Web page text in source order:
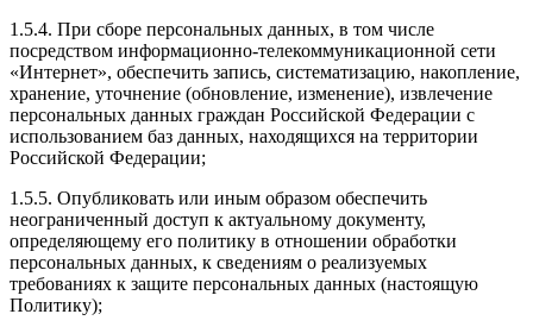
1.5.4. При сборе персональных данных, в том числе
посредством информационно-телекоммуникационной сети
«Интернет», обеспечить запись, систематизацию, накопление,
хранение, уточнение (обновление, изменение), извлечение
персональных данных граждан Российской Федерации с
использованием баз данных, находящихся на территории
Российской Федерации;
1.5.5. Опубликовать или иным образом обеспечить
неограниченный доступ к актуальному документу,
определяющему его политику в отношении обработки
персональных данных, к сведениям о реализуемых
требованиях к защите персональных данных (настоящую
Политику);